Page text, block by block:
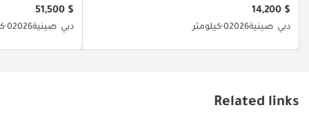
الهيكل الشبك
الأمامي - كروم
العجلات - عجلات من
عجلات فولاذية
$ 14,200
دبي صينية20260 كيلومتر
$ 51,500
دبي صينية20260 كيلومتر
Related links